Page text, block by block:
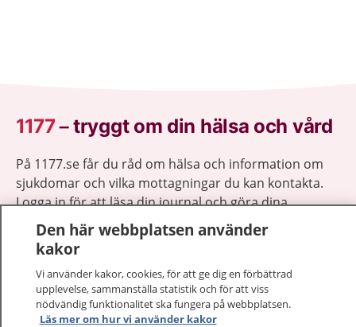
1177–tryggt om din hälsa och vård
På 1177.se får du råd om hälsa och information om
sjukdomar och vilka mottagningar du kan kontakta.
Logga in för att läsa din journal och göra dina
vårdärenden. Ring telefonnummer 1177 för
sjukvårdsrådgivning dygnet runt.
1177 ger dig råd när du vill må bättre.
Den här webbplatsen använder
kakor
Vi använder kakor, cookies, för att ge dig en förbättrad
upplevelse, sammanställa statistik och för att viss
nödvändig funktionalitet ska fungera på webbplatsen.
Läs mer om hur vi använder kakor